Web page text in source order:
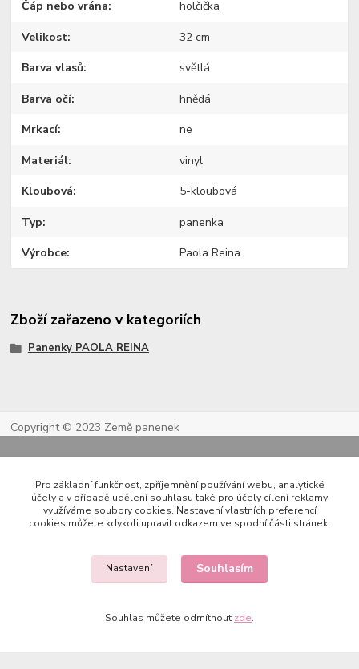
Čáp nebo vrána holčička
Velikost 32 cm
Barva vlasů světlá
Barva očí hnědá
Mrkací ne
Materiál vinyl
Kloubová 5-kloubová
Typ panenka
Výrobce Paola Reina
Zboží zařazeno v kategoriích
Panenky PAOLA REINA
Copyright © 2023 Země panenek
Pro základní funkčnost, zpříjemnění používání webu, analytické
účely a v případě udělení souhlasu také pro účely cílení reklamy
využíváme soubory cookies. Nastavení vlastních preferencí
cookies můžete kdykoli upravit odkazem ve spodní části stránek.
Nastavení Souhlasím
Souhlas můžete odmítnout zde.